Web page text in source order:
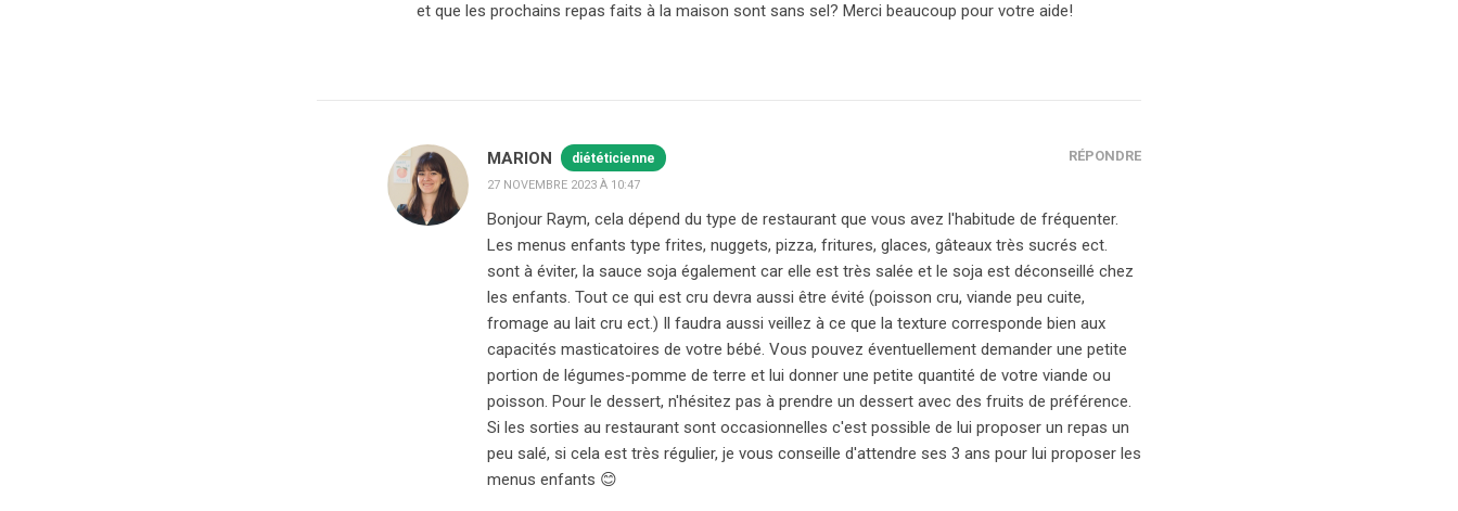
et que les prochains repas faits à la maison sont sans sel? Merci beaucoup pour votre aide!
MARION diététicienne
27 NOVEMBRE 2023 À 10:47
RÉPONDRE
Bonjour Raym, cela dépend du type de restaurant que vous avez l'habitude de fréquenter.
Les menus enfants type frites, nuggets, pizza, fritures, glaces, gâteaux très sucrés ect.
sont à éviter, la sauce soja également car elle est très salée et le soja est déconseillé chez
les enfants. Tout ce qui est cru devra aussi être évité (poisson cru, viande peu cuite,
fromage au lait cru ect.) Il faudra aussi veillez à ce que la texture corresponde bien aux
capacités masticatoires de votre bébé. Vous pouvez éventuellement demander une petite
portion de légumes-pomme de terre et lui donner une petite quantité de votre viande ou
poisson. Pour le dessert, n'hésitez pas à prendre un dessert avec des fruits de préférence.
Si les sorties au restaurant sont occasionnelles c'est possible de lui proposer un repas un
peu salé, si cela est très régulier, je vous conseille d'attendre ses 3 ans pour lui proposer les
menus enfants 😊